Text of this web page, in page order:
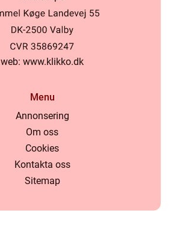
web: www.klikko.dk
Menu
Annonsering
Om oss
Cookies
Kontakta oss
Sitemap